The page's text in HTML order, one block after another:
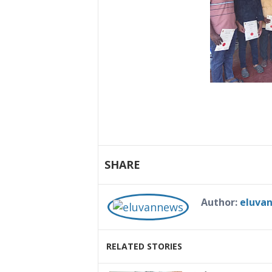
SHARE
Author:
RELATED STORIES